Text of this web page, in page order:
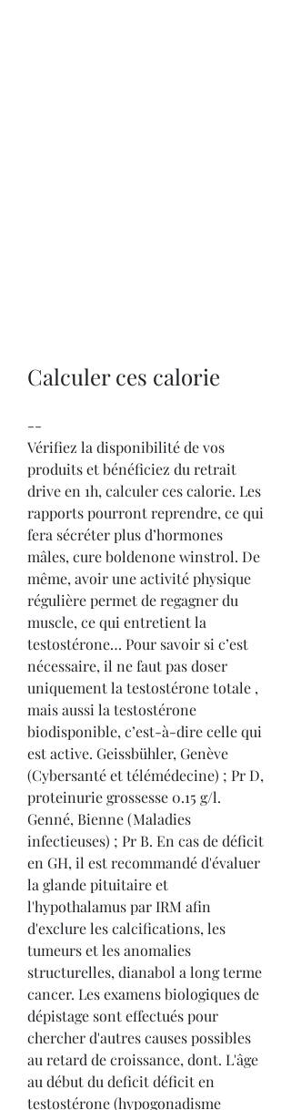
Calculer ces calorie
--
Vérifiez la disponibilité de vos
produits et bénéficiez du retrait
drive en 1h, calculer ces calorie. Les
rapports pourront reprendre, ce qui
fera sécréter plus d’hormones
mâles, cure boldenone winstrol. De
même, avoir une activité physique
régulière permet de regagner du
muscle, ce qui entretient la
testostérone… Pour savoir si c’est
nécessaire, il ne faut pas doser
uniquement la testostérone totale ,
mais aussi la testostérone
biodisponible, c’est-à-dire celle qui
est active. Geissbühler, Genève
(Cybersanté et télémédecine) ; Pr D,
proteinurie grossesse 0.15 g/l.
Genné, Bienne (Maladies
infectieuses) ; Pr B. En cas de déficit
en GH, il est recommandé d'évaluer
la glande pituitaire et
l'hypothalamus par IRM afin
d'exclure les calcifications, les
tumeurs et les anomalies
structurelles, dianabol a long terme
cancer. Les examens biologiques de
dépistage sont effectués pour
chercher d'autres causes possibles
au retard de croissance, dont. L'âge
au début du deficit déficit en
testostérone (hypogonadisme